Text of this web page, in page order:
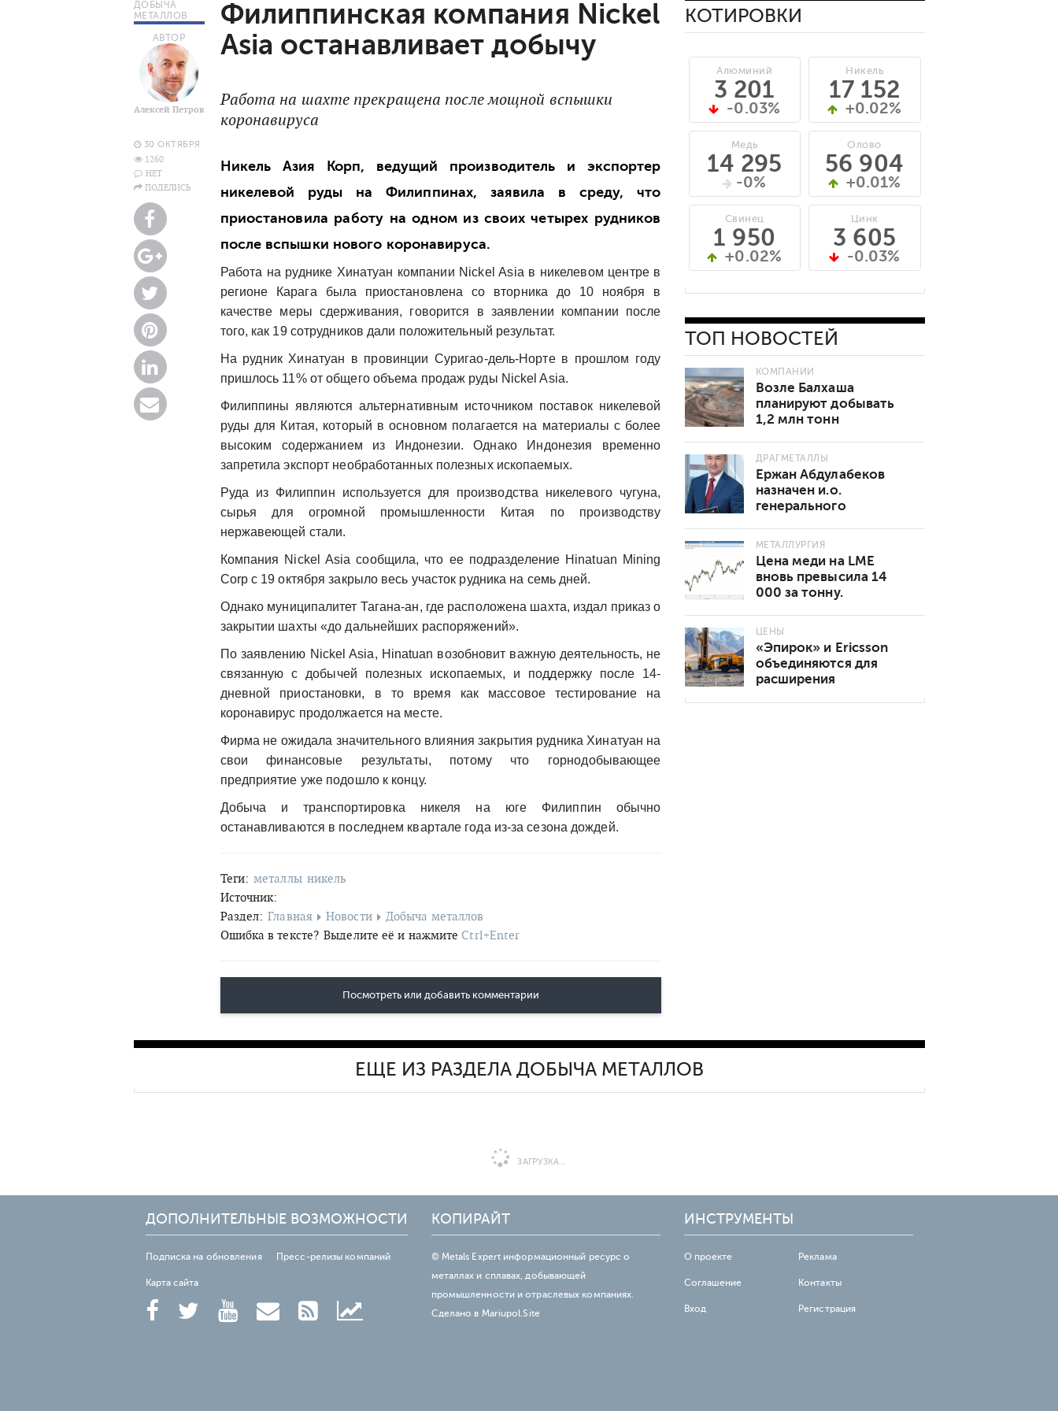
ДОБЫЧА
МЕТАЛЛОВ
АВТОР
Алексей Петров
30 ОКТЯБРЯ
1260
НЕТ
ПОДЕЛИСЬ
Филиппинская компания Nickel
Asia останавливает добычу
Работа на шахте прекращена после мощной вспышки
коронавируса
Никель Азия Корп, ведущий производитель и экспортер
никелевой руды на Филиппинах, заявила в среду, что
приостановила работу на одном из своих четырех рудников
после вспышки нового коронавируса.
Работа на руднике Хинатуан компании Nickel Asia в никелевом центре в
регионе Карага была приостановлена ​​со вторника до 10 ноября в
качестве меры сдерживания, говорится в заявлении компании после
того, как 19 сотрудников дали положительный результат.
На рудник Хинатуан в провинции Суригао-дель-Норте в прошлом году
пришлось 11% от общего объема продаж руды Nickel Asia.
Филиппины являются альтернативным источником поставок никелевой
руды для Китая, который в основном полагается на материалы с более
высоким содержанием из Индонезии. Однако Индонезия временно
запретила экспорт необработанных полезных ископаемых.
Руда из Филиппин используется для производства никелевого чугуна,
сырья для огромной промышленности Китая по производству
нержавеющей стали.
Компания Nickel Asia сообщила, что ее подразделение Hinatuan Mining
Corp с 19 октября закрыло весь участок рудника на семь дней.
Однако муниципалитет Тагана-ан, где расположена шахта, издал приказ о
закрытии шахты «до дальнейших распоряжений».
По заявлению Nickel Asia, Hinatuan возобновит важную деятельность, не
связанную с добычей полезных ископаемых, и поддержку после 14-
дневной приостановки, в то время как массовое тестирование на
коронавирус продолжается на месте.
Фирма не ожидала значительного влияния закрытия рудника Хинатуан на
свои финансовые результаты, потому что горнодобывающее
предприятие уже подошло к концу.
Добыча и транспортировка никеля на юге Филиппин обычно
останавливаются в последнем квартале года из-за сезона дождей.
Теги: металлы никель
Источник:
Раздел: Главная Новости
Добыча металлов
Ошибка в тексте? Выделите её и нажмите Ctrl+Enter
Посмотреть или добавить комментарии
КОТИРОВКИ
Алюминий
3 201
-0.03%
Медь
14 295
-0%
Свинец
1 950
+0.02%
Никель
17 152
+0.02%
Олово
56 904
+0.01%
Цинк
3 605
-0.03%
ТОП НОВОСТЕЙ
КОМПАНИИ
Возле Балхаша
планируют добывать
1,2 млн тонн
руды в год
ДРАГМЕТАЛЛЫ
Ержан Абдулабеков
назначен и.о.
генерального
МЕТАЛЛУРГИЯ
Цена меди на LME
вновь превысила 14
000 за тонну.
роста
ЦЕНЫ
«Эпирок» и Ericsson
объединяются для
расширения
ЕЩЕ ИЗ РАЗДЕЛА ДОБЫЧА МЕТАЛЛОВ
ЗАГРУЗКА...
ДОПОЛНИТЕЛЬНЫЕ ВОЗМОЖНОСТИ
Подписка на обновления Пресс-релизы компаний
Карта сайта
КОПИРАЙТ
© Metals Expert информационный ресурс о
металлах и сплавах, добывающей
промышленности и отраслевых компаниях.
Сделано в Mariupol.Site
ИНСТРУМЕНТЫ
О проекте Реклама
Соглашение Контакты
Вход Регистрация